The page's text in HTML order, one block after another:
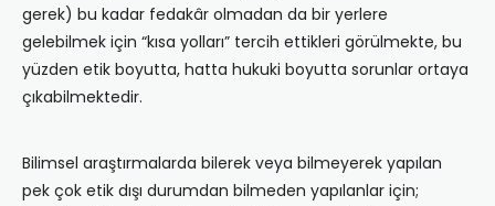
gerek) bu kadar fedakâr olmadan da bir yerlere
gelebilmek için “kısa yolları” tercih ettikleri görülmekte, bu
yüzden etik boyutta, hatta hukuki boyutta sorunlar ortaya
çıkabilmektedir.
Bilimsel araştırmalarda bilerek veya bilmeyerek yapılan
pek çok etik dışı durumdan bilmeden yapılanlar için;